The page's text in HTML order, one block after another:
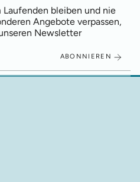
bleiben und nie
Angebote verpassen,
Newsletter
ABONNIEREN